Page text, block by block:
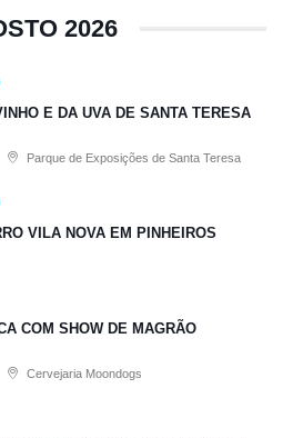
2026
E DA UVA DE SANTA TERESA
Parque de Exposições de Santa Teresa
VILA NOVA EM PINHEIROS
COM SHOW DE MAGRÃO
Cervejaria Moondogs